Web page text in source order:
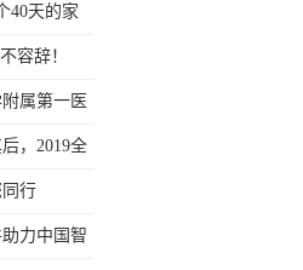
40天的家
容辞！
属第一医
项目获批
，2019全
行
力中国智